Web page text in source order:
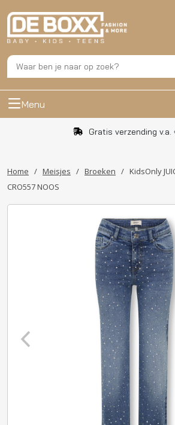
Menu
Gratis verzending
Home / Meisjes / Broeken / KidsOnly
CRO557 NOOS